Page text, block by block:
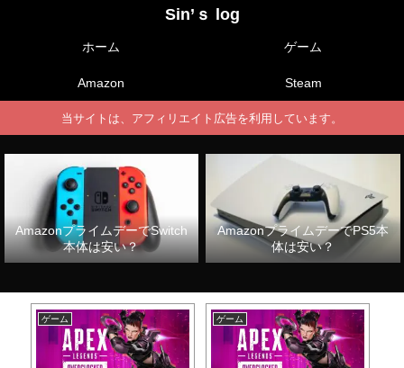
Sin’ｓ log
ホーム ゲーム
Amazon Steam
当サイトは、アフィリエイト広告を利用しています。
AmazonプライムデーでSwitch
本体は安い？
AmazonプライムデーでPS5本
体は安い？
ゲーム ゲーム